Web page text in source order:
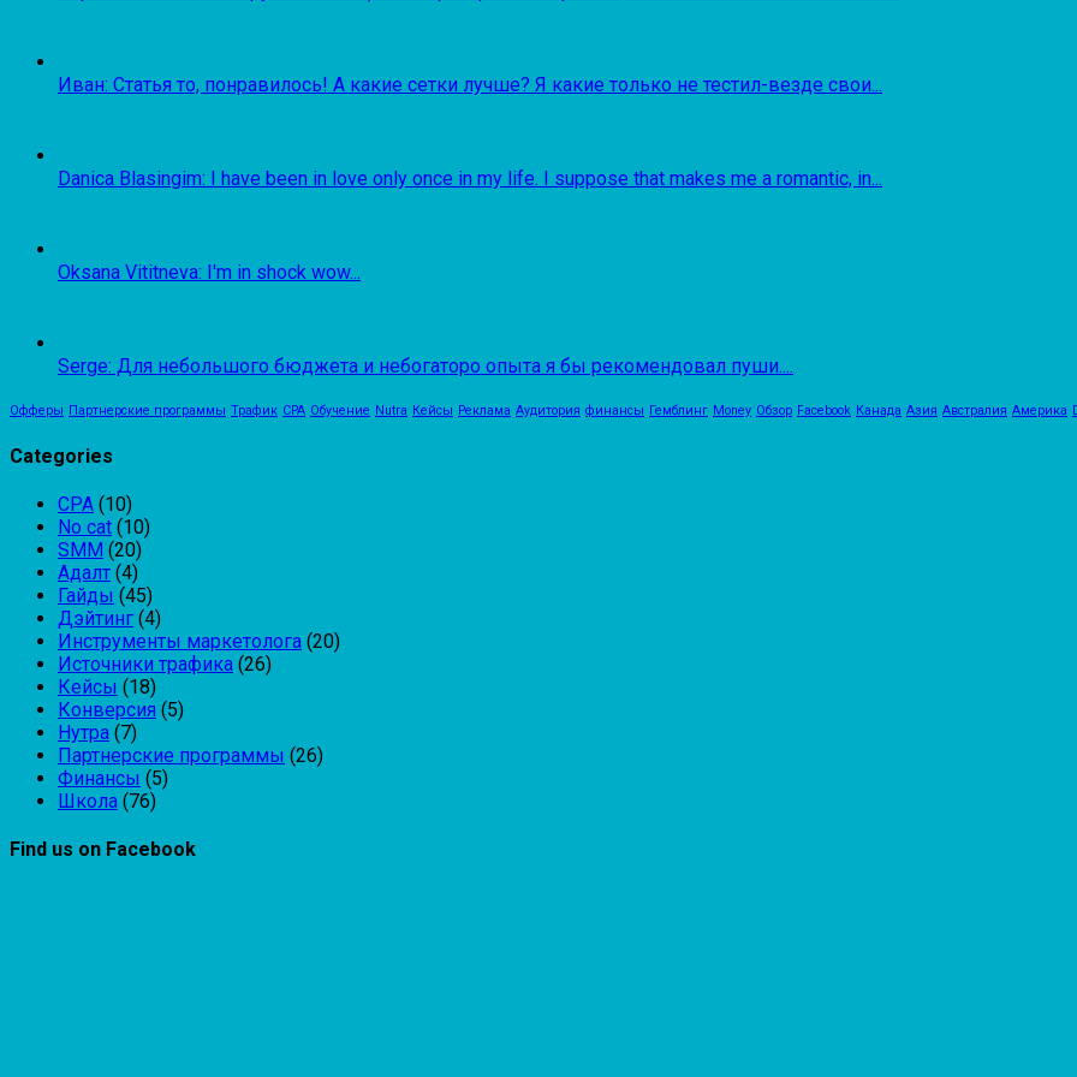
Иван: Статья то, понравилось! А какие сетки лучше? Я какие только не тестил-везде свои...
Danica Blasingim: I have been in love only once in my life. I suppose that makes me a romantic, in...
Oksana Vititneva: I'm in shock wow...
Serge: Для небольшого бюджета и небогаторо опыта я бы рекомендовал пуши....
Офферы Партнерские программы Трафик CPA Обучение Nutra Кейсы Реклама Аудитория финансы Гемблинг Money Обзор Facebook Канада Азия Австралия Америка
Categories
CPA (10)
No cat (10)
SMM (20)
Адалт (4)
Гайды (45)
Дэйтинг (4)
Инструменты маркетолога (20)
Источники трафика (26)
Кейсы (18)
Конверсия (5)
Нутра (7)
Партнерские программы (26)
Финансы (5)
Школа (76)
Find us on Facebook